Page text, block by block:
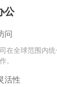
公
问
在全球范围内
。
活性